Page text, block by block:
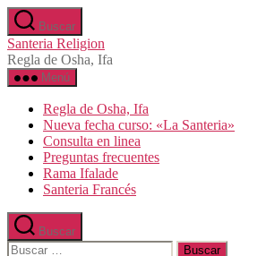
Saltar
al
contenido
Buscar
Santeria Religion
Regla de Osha, Ifa
Menú
Regla de Osha, Ifa
Nueva fecha curso: «La Santeria»
Consulta en linea
Preguntas frecuentes
Rama Ifalade
Santeria Francés
Buscar
Buscar: